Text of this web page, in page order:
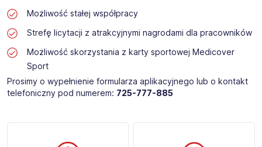
Możliwość stałej współpracy
Strefę licytacji z atrakcyjnymi nagrodami dla pracowników
Możliwość skorzystania z karty sportowej Medicover
Sport
Prosimy o wypełnienie formularza aplikacyjnego lub o kontakt
telefoniczny pod numerem: 725-777-885​